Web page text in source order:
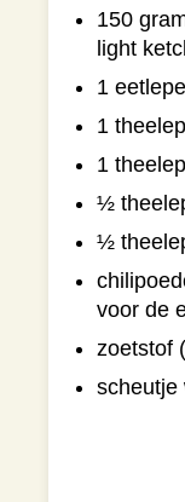
150
light
1
1
1
½
½
voor de
zoetstof
scheutje